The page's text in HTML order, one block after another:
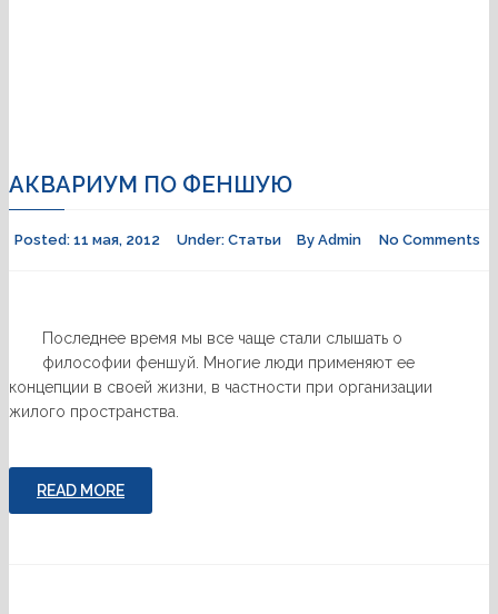
АКВАРИУМ ПО ФЕНШУЮ
Posted: 11 мая, 2012 Under: Статьи By Admin No Comments
Последнее время мы все чаще стали слышать о
философии феншуй. Многие люди применяют ее
концепции в своей жизни, в частности при организации
жилого пространства.
READ MORE